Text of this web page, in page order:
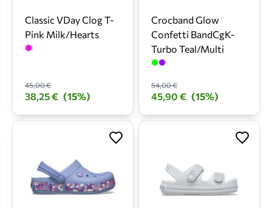
Classic VDay Clog T-
Pink Milk/Hearts
45,00 €
38,25 € (15%)
Crocband Glow
Confetti BandCgK-
Turbo Teal/Multi
54,00 €
45,90 € (15%)